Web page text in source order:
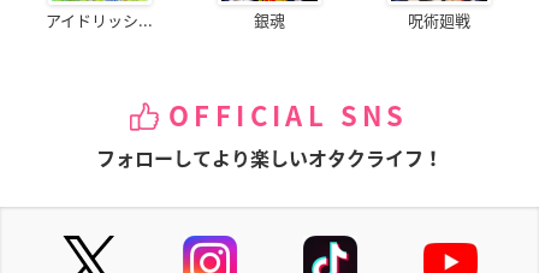
アイドリッシ... 銀魂 呪術廻戦
OFFICIAL SNS
フォローしてより楽しいオタクライフ！